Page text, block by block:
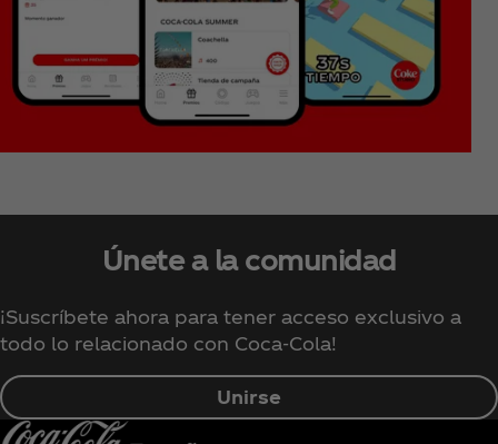
Únete a la comunidad
¡Suscríbete ahora para tener acceso exclusivo a
todo lo relacionado con Coca‑Cola!
Unirse